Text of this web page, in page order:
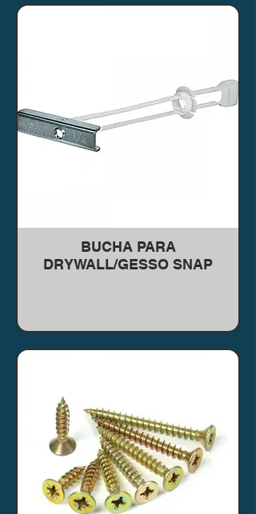
BUCHA PARA
DRYWALL/GESSO SNAP